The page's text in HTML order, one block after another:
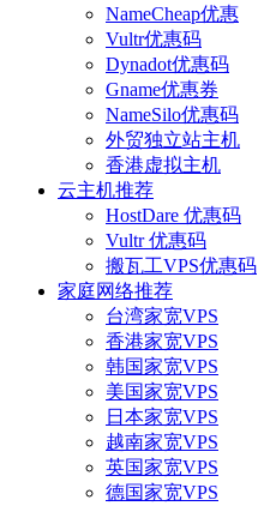
NameCheap优惠
Vultr优惠码
Dynadot优惠码
Gname优惠券
NameSilo优惠码
外贸独立站主机
香港虚拟主机
云主机推荐
HostDare 优惠码
Vultr 优惠码
搬瓦工VPS优惠码
家庭网络推荐
台湾家宽VPS
香港家宽VPS
韩国家宽VPS
美国家宽VPS
日本家宽VPS
越南家宽VPS
英国家宽VPS
德国家宽VPS